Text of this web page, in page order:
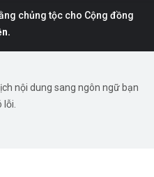
chủng tộc cho Cộng đồng
nội dung sang ngôn ngữ bạn